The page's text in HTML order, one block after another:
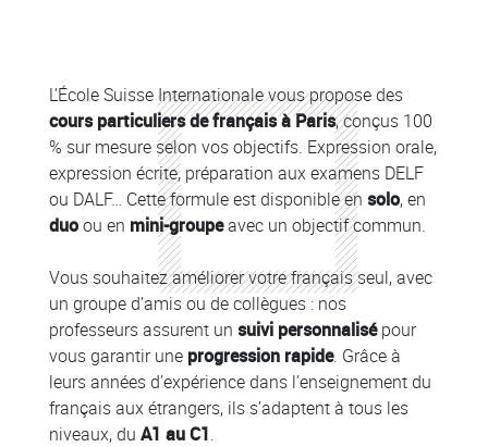
Colonne
L’École Suisse Internationale vous propose des
cours particuliers de français à Paris, conçus 100
% sur mesure selon vos objectifs. Expression orale,
expression écrite, préparation aux examens DELF
ou DALF… Cette formule est disponible en solo, en
duoou en mini-groupeavec un objectif commun.
Vous souhaitez améliorer votre français seul, avec
un groupe d’amis ou de collègues : nos
professeurs assurent un suivi personnalisépour
vous garantir une progression rapide. Grâce à
leurs années d’expérience dans l’enseignement du
français aux étrangers, ils s’adaptent à tous les
niveaux, du A1 au C1.